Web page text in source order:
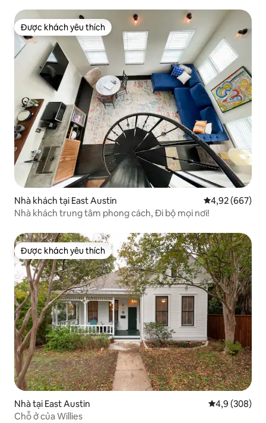
Được khách yêu thích
Được khách yêu thích
Nhà khách tại East Austin Xếp hạng
4,92 (667)
Nhà khách trung tâm phong cách, Đi bộ mọi nơi!
Được khách yêu thích
Được khách yêu thích
Nhà tại East Austin Xếp hạng
4,9 (308)
Chỗ ở của Willies